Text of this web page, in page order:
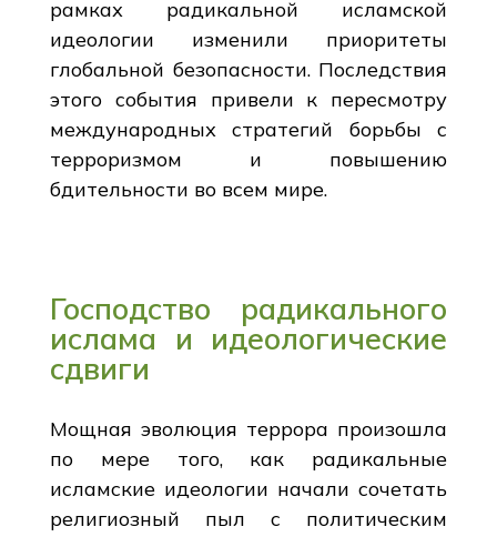
рамках радикальной исламской
идеологии изменили приоритеты
глобальной безопасности. Последствия
этого события привели к пересмотру
международных стратегий борьбы с
терроризмом и повышению
бдительности во всем мире.
Господство радикального
ислама и идеологические
сдвиги
Мощная эволюция террора произошла
по мере того, как радикальные
исламские идеологии начали сочетать
религиозный пыл с политическим